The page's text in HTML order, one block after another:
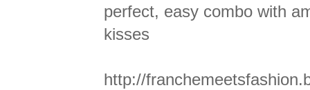
perfect, easy combo with
kisses
http://